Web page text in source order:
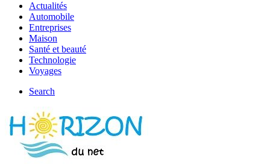
Actualités
Automobile
Entreprises
Maison
Santé et beauté
Technologie
Voyages
Search